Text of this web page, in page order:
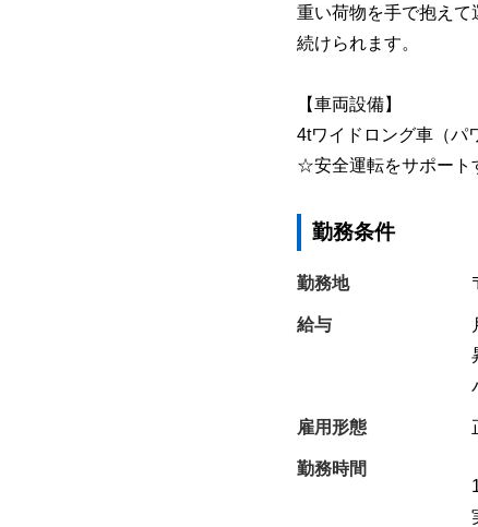
重い荷物を手で抱えて
続けられます。
【車両設備】
4tワイドロング車（パ
☆安全運転をサポート
勤務条件
勤務地
給与
雇用形態
勤務時間